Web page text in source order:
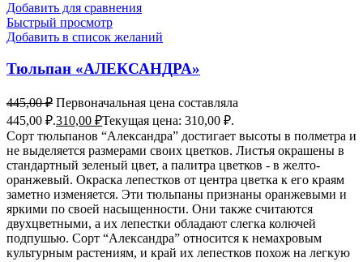
Добавить для сравнения
Быстрый просмотр
Добавить в список желаний
Тюльпан «АЛЕКСАНДРА»
445,00₽ Первоначальная цена составляла
445,00 ₽.310,00 ₽Текущая цена: 310,00 ₽.
Сорт тюльпанов “Александра” достигает высоты в полметра и
не выделяется размерами своих цветков. Листья окрашены в
стандартный зеленый цвет, а палитра цветков - в желто-
оранжевый. Окраска лепестков от центра цветка к его краям
заметно изменяется. Эти тюльпаны признаны оранжевыми и
яркими по своей насыщенности. Они также считаются
двухцветными, а их лепестки обладают слегка колючей
подпушью. Сорт “Александра” относится к немахровым
культурным растениям, и край их лепестков похож на легкую